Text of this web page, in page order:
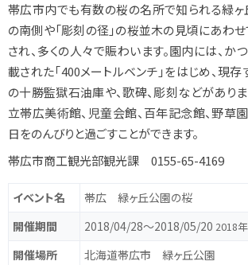
帯広市内でも有数の桜の名所で知られる緑ヶ
の南側や「彫刻の径」の桜並木の見頃にあわ
され、多くの人々で賑わいます。園内には、か
載された「400メートルベンチ」をはじめ、現
の十勝監獄石油庫や、歌碑、彫刻などがあり
立帯広美術館、児童会館、百年記念館、野草
日をのんびりと過ごすことができます。
帯広市商工観光部観光課 0155-65-4169
イベント名
帯広 緑ヶ丘公園の桜
開催期間
2018/04/28〜2018/05/20 2018
開催場所
北海道帯広市 緑ヶ丘公園